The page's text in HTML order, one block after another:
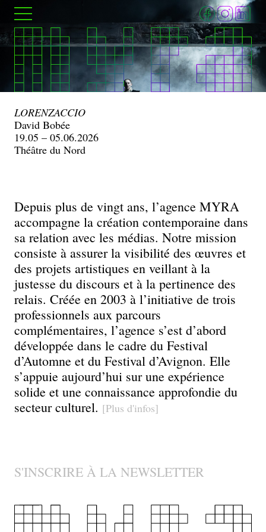
Aller
contenu
principal
Menu
MYRA
presse
et
communication
pour
la
création
contemporaine
LORENZACCIO
David Bobée
19.05 – 05.06.2026
Théâtre du Nord
Depuis plus de vingt ans, l’agence MYRA
accompagne la création contemporaine dans
sa relation avec les médias. Notre mission
consiste à assurer la visibilité des œuvres et
des projets artistiques en veillant à la
justesse du discours et à la pertinence des
relais. Créée en 2003 à l’initiative de trois
professionnels aux parcours
complémentaires, l’agence s’est d’abord
développée dans le cadre du Festival
d’Automne et du Festival d’Avignon. Elle
s’appuie aujourd’hui sur une expérience
solide et une connaissance approfondie du
secteur culturel. [Plus d'infos]
S'INSCRIRE À LA NEWSLETTER